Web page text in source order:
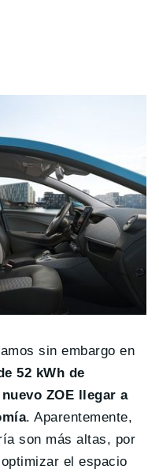
sin embargo en
52 kWh de
ZOE llegar a
. Aparentemente,
son más altas, por
el espacio